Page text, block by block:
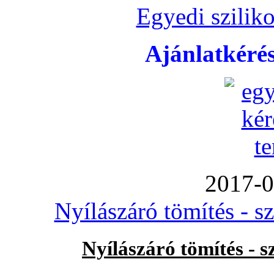
Egyedi
2017-
Nyílászáró tömítés -
Nyílászáró tömítés -